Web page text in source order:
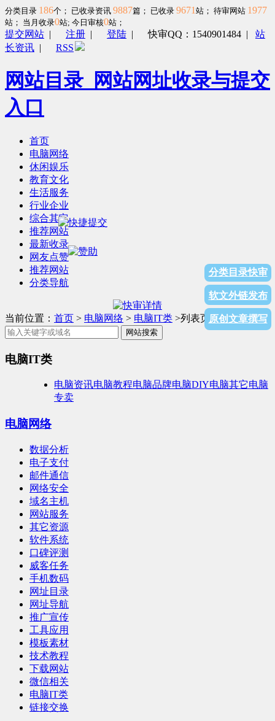
分类目录 186个； 已收录资讯 9887篇； 已收录 9671 站； 待审网站 1977
站； 当月收录0站; 今日审核0站；
提交网站 | 注册 | 登陆 |快审QQ：1540901484 | 站
长资讯 | RSS
网站目录_网站网址收录与提交
入口
首页
电脑网络
休闲娱乐
教育文化
生活服务
行业企业
综合其它
推荐网站
最新收录
网友点赞
推荐网站
分类导航
分类目录快审
软文外链发布
原创文章撰写
当前位置： 首页 > 电脑网络 > 电脑IT类 >列表页面
网站搜索
电脑IT类
电脑资讯电脑教程电脑品牌电脑DIY电脑其它电脑
专卖
电脑网络
数据分析
电子支付
邮件通信
网络安全
域名主机
网站服务
其它资源
软件系统
口碑评测
威客任务
手机数码
网址目录
网址导航
推广宣传
工具应用
模板素材
技术教程
下载网站
微信相关
电脑IT类
链接交换